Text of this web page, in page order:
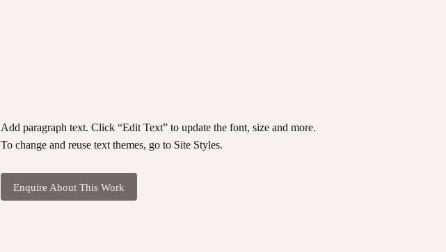
Add paragraph text. Click “Edit Text” to update the font, size and more.
To change and reuse text themes, go to Site Styles.
Enquire About This Work